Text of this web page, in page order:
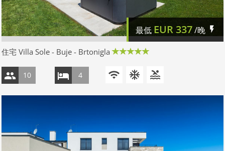
最低 EUR337/晚
住宅 Villa Sole - Buje - Brtonigla
10 4